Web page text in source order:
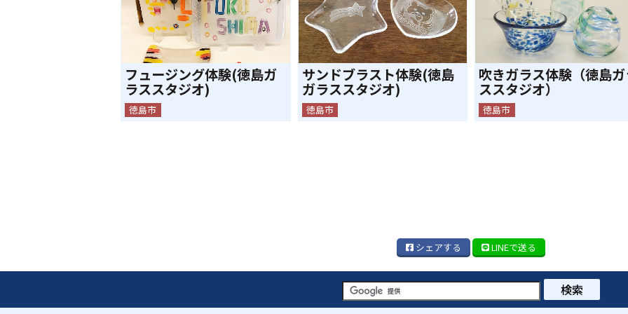
フュージング体験(徳島ガ
ラススタジオ)
徳島市
サンドブラスト体験(徳島
ガラススタジオ)
徳島市
吹きガラス体験（徳島
ススタジオ）
徳島市
シェアする LINEで送る
検索